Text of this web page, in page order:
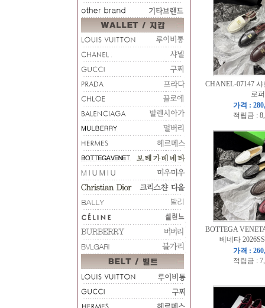
CHANEL-07147 샤
로퍼
가격 :
적립금 :
BOTTEGA
베네타
가격 :
적립금 :